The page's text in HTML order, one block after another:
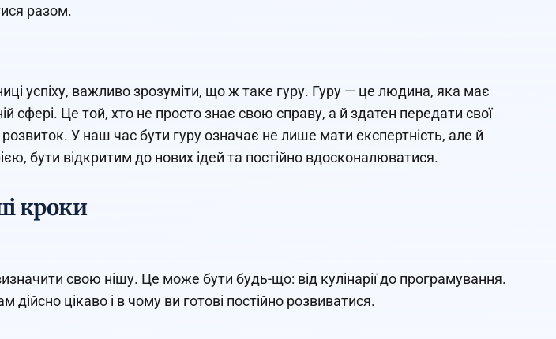
разом.
успіху, важливо зрозуміти, що ж таке гуру. Гуру — це людина, яка має
сфері. Це той, хто не просто знає свою справу, а й здатен передати свої
У наш час бути гуру означає не лише мати експертність, але й
бути відкритим до нових ідей та постійно вдосконалюватися.
кроки
свою нішу. Це може бути будь-що: від кулінарії до програмування.
дійсно цікаво і в чому ви готові постійно розвиватися.